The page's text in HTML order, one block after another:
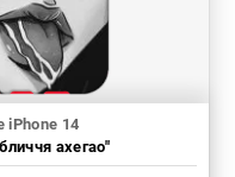
iPhone 14
ахегао"